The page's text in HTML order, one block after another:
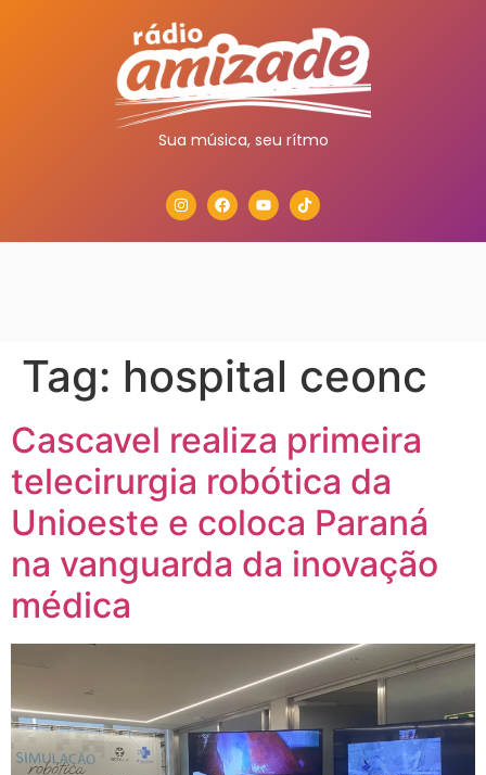
Sua música, seu rítmo
Tag: hospital ceonc
Cascavel realiza primeira
telecirurgia robótica da
Unioeste e coloca Paraná
na vanguarda da inovação
médica